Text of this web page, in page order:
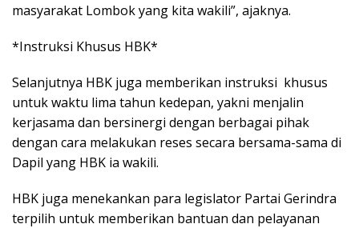
masyarakat Lombok yang kita wakili”, ajaknya.
*Instruksi Khusus HBK*
Selanjutnya HBK juga memberikan instruksi khusus
untuk waktu lima tahun kedepan, yakni menjalin
kerjasama dan bersinergi dengan berbagai pihak
dengan cara melakukan reses secara bersama-sama di
Dapil yang HBK ia wakili.
HBK juga menekankan para legislator Partai Gerindra
terpilih untuk memberikan bantuan dan pelayanan